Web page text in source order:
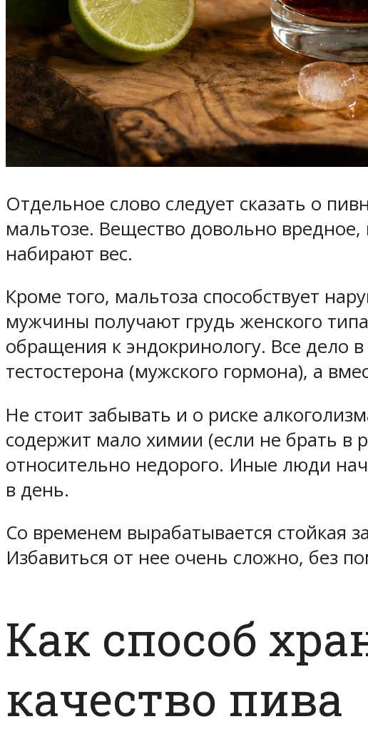
Отдельное слово следует сказать о
мальтозе. Вещество довольно
набирают вес.
Кроме того, мальтоза способствует
мужчины получают грудь женского
обращения к эндокринологу. Все дело
тестостерона (мужского гормона), а
Не стоит забывать и о риске
содержит мало химии (если не брать в
относительно недорого. Иные люди
в день.
Со временем вырабатывается стойкая
Избавиться от нее очень сложно, без
Как способ
качество пива